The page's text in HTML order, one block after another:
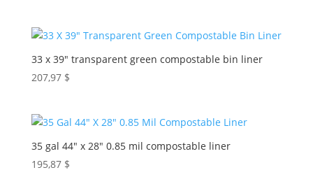
33 x 39″ transparent green compostable bin liner
207,97 $
35 gal 44″ x 28″ 0.85 mil compostable liner
195,87 $